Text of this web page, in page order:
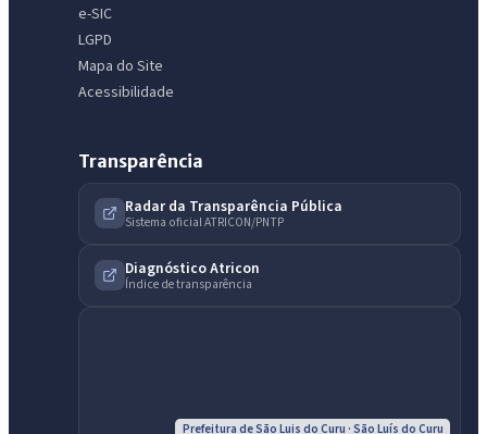
e-SIC
LGPD
Mapa do Site
Acessibilidade
Transparência
Radar da Transparência Pública
Sistema oficial ATRICON/PNTP
Diagnóstico Atricon
Índice de transparência
Prefeitura de São Luis do Curu · São Luís do Curu
IntGest AI
Assistente do Portal
Olá. Pergunte sobre serviços, notícias, legislação, Diário Oficial,
licitações, estrutura ou transparência do município.